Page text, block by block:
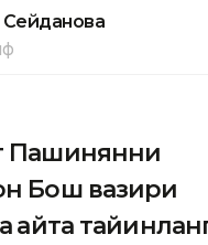
Сейданова
Пашинянни
Бош вазири
қайта